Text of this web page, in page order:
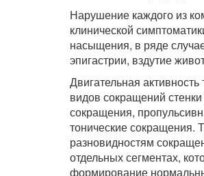
Нарушение каждого из
клинической
насыщения, в ряде
эпигастрии, вздутие
Двигательная
видов сокращений
сокращения,
тонические сокращения.
разновидностям
отдельных сегментах,
формирование